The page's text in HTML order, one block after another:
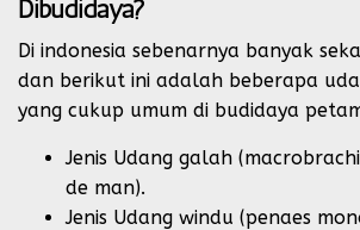
Dibudidaya?
Di indonesia sebenarnya banyak
dan berikut ini adalah beberapa
yang cukup umum di budidaya
Jenis Udang galah
de man).
Jenis Udang windu (penaes